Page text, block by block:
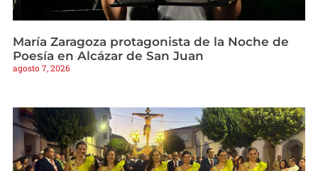
María Zaragoza protagonista de la Noche de
Poesía en Alcázar de San Juan
agosto 7, 2026